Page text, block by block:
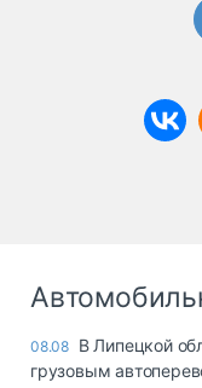
08.08 В Липецкой
грузовым